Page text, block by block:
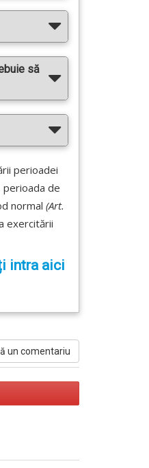
să
perioadei
de
normal (Art.
exercitării
intra aici
un comentariu